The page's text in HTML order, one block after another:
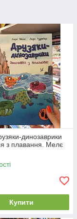
динозаврики
з плавання. Мелє
Купити